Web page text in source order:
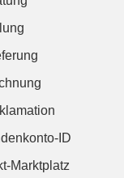
ID
Marktplatz